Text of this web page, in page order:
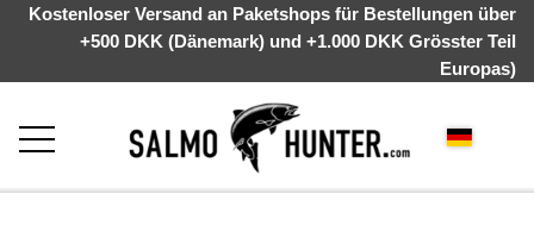
Kostenloser Versand an Paketshops für Bestellungen über
+500 DKK (Dänemark) und +1.000 DKK Grösster Teil
Europas)